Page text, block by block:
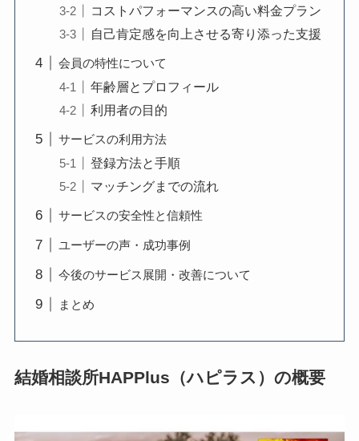
コストパフォーマンスの高い料金プラン
自己肯定感を向上させる寄り添った支援
会員の特性について
年齢層とプロフィール
利用者の目的
サービスの利用方法
登録方法と手順
マッチングまでの流れ
サービスの安全性と信頼性
ユーザーの声・成功事例
今後のサービス展開・改善について
まとめ
結婚相談所HAPPlus（ハピラス）の概要